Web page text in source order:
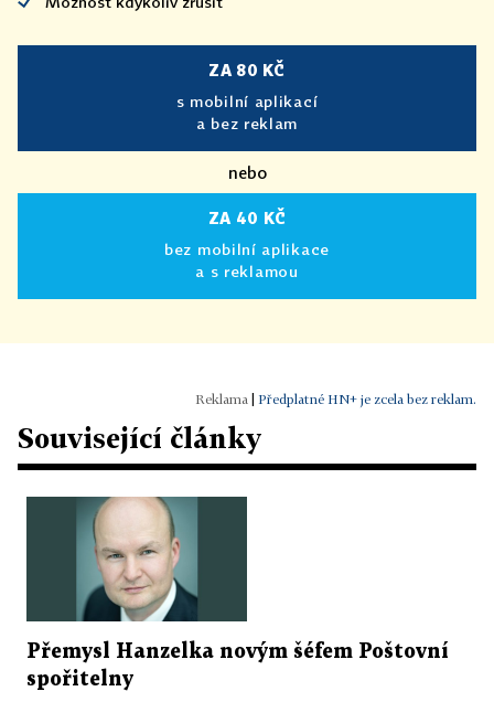
ZA 80 KČ
s mobilní aplikací
a bez reklam
nebo
ZA 40 KČ
bez mobilní aplikace
a s reklamou
Předplatné HN+ je zcela bez reklam.
Související články
Přemysl Hanzelka novým šéfem Poštovní
spořitelny